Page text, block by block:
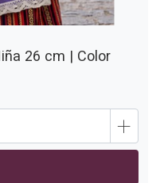
26 cm | Color
+